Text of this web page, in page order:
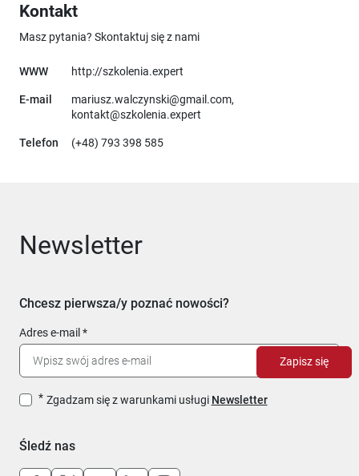
Kontakt
Masz pytania? Skontaktuj się z nami
WWW http://szkolenia.expert
E-mail
mariusz.walczynski@gmail.com,
kontakt@szkolenia.expert
Telefon (+48) 793 398 585
Newsletter
Chcesz pierwsza/y poznać nowości?
Adres e-mail
Zgadzam się z warunkami usługi Newsletter
Zapisz się
Śledź nas